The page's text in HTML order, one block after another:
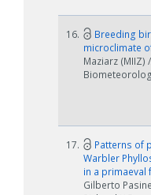
16.
Breeding
microclimate
Maziarz
17.
Patterns of
Warbler
in a primaeval
Gilberto